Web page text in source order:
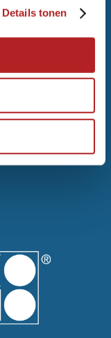
Details tonen